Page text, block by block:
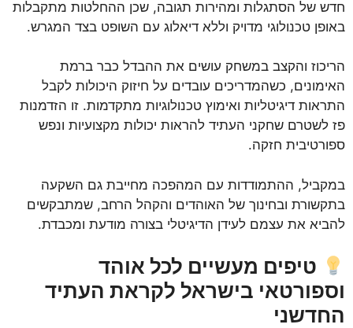
חדש של הסתגלות ומהירות תגובה, שכן ההחלטות מתקבלות
באופן טכנולוגי מדויק וללא דיאלוג עם השופט בצד המגרש.
הריכוז והקצב במשחק עושים את ההבדל כבר ברמת
האימונים, כשהמדריכים עובדים על חיזוק היכולות לקבל
התראות דיגיטליות ואימוץ טכנולוגיות מתקדמות. זו הזדמנות
פז לשטרם שחקני העתיד להראות יכולות מקצועיות ונפש
ספורטיבית חזקה.
במקביל, ההתמודדות עם המהפכה מחייבת גם השקעה
בתקשורת ובחינוך של האוהדים והקהל הרחב, שמתבקשים
להביא את עצמם לעידן הדיגיטלי בצורה מודעת ומכבדת.
טיפים מעשיים לכל אוהד
וספורטאי בישראל לקראת העתיד
החדשני